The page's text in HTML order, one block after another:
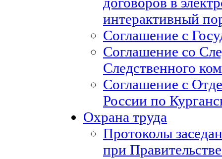
интерактивный
Соглашение с
Соглашение со
Следственного
Соглашение с
России по
Охрана труда
Протоколы
при